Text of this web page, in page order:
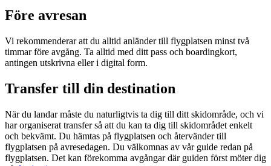
Före avresan
Vi rekommenderar att du alltid anländer till flygplatsen minst två
timmar före avgång. Ta alltid med ditt pass och boardingkort,
antingen utskrivna eller i digital form.
Transfer till din destination
När du landar måste du naturligtvis ta dig till ditt skidområde, och vi
har organiserat transfer så att du kan ta dig till skidområdet enkelt
och bekvämt. Du hämtas på flygplatsen och återvänder till
flygplatsen på avresedagen. Du välkomnas av vår guide redan på
flygplatsen. Det kan förekomma avgångar där guiden först möter dig